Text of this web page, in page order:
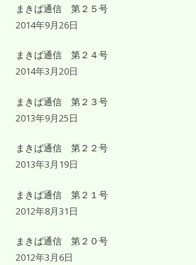
まきば通信 第２５号
2014年9月26日
まきば通信 第２４号
2014年3月20日
まきば通信 第２３号
2013年9月25日
まきば通信 第２２号
2013年3月19日
まきば通信 第２１号
2012年8月31日
まきば通信 第２０号
2012年3月6日